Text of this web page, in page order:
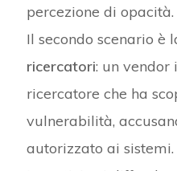
percezione di opacità.
Il secondo scenario è
ricercatori: un
ricercatore che ha
vulnerabilità,
autorizzato ai sistemi.